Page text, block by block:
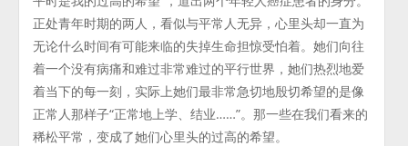
正处青年时期的两人，看似与平常人无异，心里头却一直为
无论什么时间有可能来临的失掉生命担惊受怕着。她们向往
着一个没有病痛和难过非常难过的平行世界，她们热烈地爱
着当下的每一刻，实际上她们最非常急切地殷切希望的是像
正常人那样子“正常地上学、结业……”。那一些在我们看来的
稀松平常，变成了她们心里头的过高的希望。